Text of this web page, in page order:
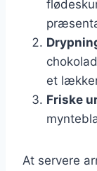
et
Friske
At servere